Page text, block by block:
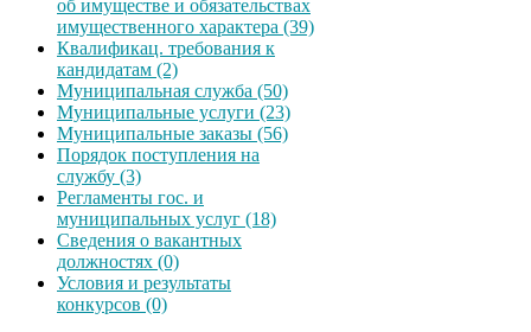
об имуществе и обязательствах
имущественного характера (39)
Квалификац. требования к
кандидатам (2)
Муниципальная служба (50)
Муниципальные услуги (23)
Муниципальные заказы (56)
Порядок поступления на
службу (3)
Регламенты гос. и
муниципальных услуг (18)
Сведения о вакантных
должностях (0)
Условия и результаты
конкурсов (0)